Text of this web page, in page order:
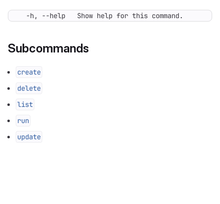
  -h, --help   Show help for this command.
Subcommands
create
delete
list
run
update